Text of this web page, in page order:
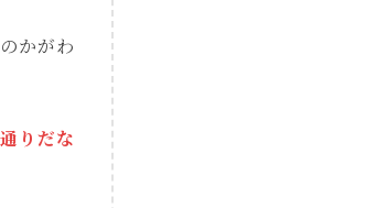
かがわ
りだな